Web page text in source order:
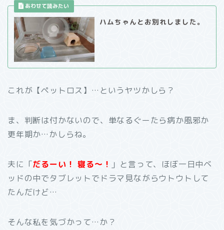
ハムちゃんとお別れしました。
これが【ペットロス】…というヤツかしら？
ま、判断は付かないので、単なるぐーたら病か風邪か
更年期か…かしらね。
夫に「だるーい！ 寝る～！ 」と言って、ほぼ一日中ベ
ッドの中でタブレットでドラマ見ながらウトウトして
たんだけど…
そんな私を気づかって…か？